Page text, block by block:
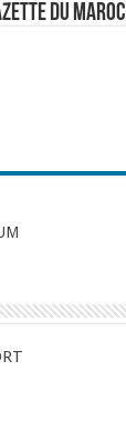
du Maroc